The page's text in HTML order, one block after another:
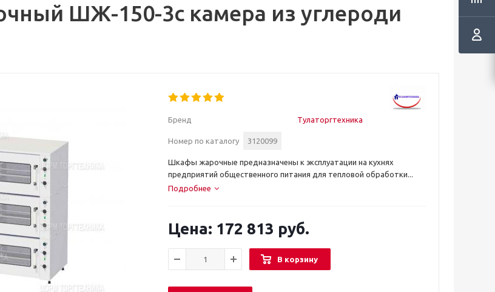
ШЖ-150-3c камера из углероди
Бренд Тулаторгтехника
Номер по каталогу 3120099
Шкафы жарочные предназначены к эксплуатации на кухнях
предприятий общественного питания для тепловой обработки...
Подробнее
172 813 руб.
В корзину